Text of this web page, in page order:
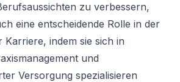
zu verbessern,
eine entscheidende Rolle in der
Karriere, indem sie sich in
und
Versorgung spezialisieren